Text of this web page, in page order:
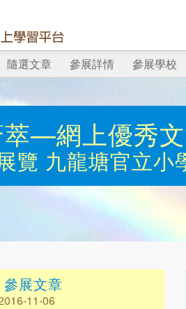
隨選文章 參展詳情 參展學校
—網上優秀
覽 九龍塘官立小
展文章
11-06